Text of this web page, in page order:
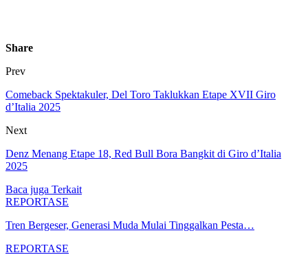
Share
Prev
Comeback Spektakuler, Del Toro Taklukkan Etape XVII Giro
d’Italia 2025
Next
Denz Menang Etape 18, Red Bull Bora Bangkit di Giro d’Italia
2025
Baca juga Terkait
REPORTASE
Tren Bergeser, Generasi Muda Mulai Tinggalkan Pesta…
REPORTASE